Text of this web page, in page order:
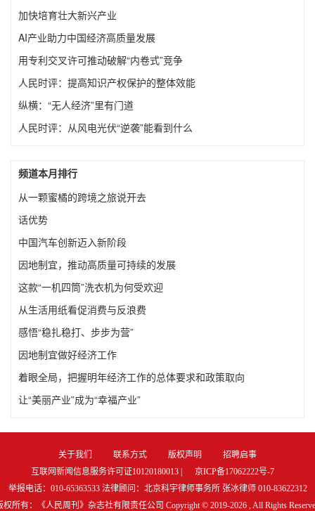
加快培育壮大新兴产业
AI产业助力中国经济高质量发展
用专利交叉许可推动破解“内卷式”竞争
人民时评：提高知识产权保护的整体效能
纵横：“无人经济”里有门道
人民时评：从风电光伏“逆袭”能看到什么
频道本月排行
从一颗蜜橘的跨境之旅说开去
话优势
中国汽车创新迈入新阶段​
因地制宜，推动高质量可持续的发展
这款“一机四筒”洗衣机为何受欢迎
从生活用纸看促消费与反浪费
感悟“稳扎稳打、步步为营”
因地制宜做好经济工作
着眼全局，把握明年经济工作的总体要求和政策取向
让“美丽产业”成为“幸福产业”
关于我们 联系方式 版权声明
招聘启事
互联网新闻信息服务许可证10120180013 |
京ICP备17062222号-7
举报电话：010-65363533 法律顾问：北京科宇律师事务所 张冰律师 010-83622312
权所有：《人民周刊》杂志社有限责任公司 Copyright © 2019-2026 , All Rights